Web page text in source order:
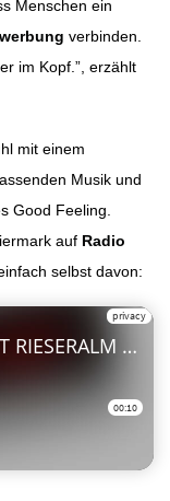
Menschen ein
verbinden.
im Kopf.”, erzählt
mit einem
Musik und
Good Feeling.
auf Radio
selbst davon: